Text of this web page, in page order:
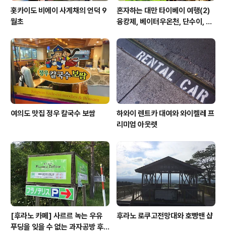
홋카이도 비에이 사계채의 언덕 9
월초
혼자하는 대만 타이베이 여행(2)
융캉제, 베이터우온천, 단수이, 스
여의도 맛집 정우 칼국수 보쌈
하와이 렌트카 대여와 와이켈레 프
리미엄 아웃렛
[후라노 카페] 사르르 녹는 우유
푸딩을 잊을 수 없는 과자공방 후
후라노 로쿠고전망대와 호빵맨 샵